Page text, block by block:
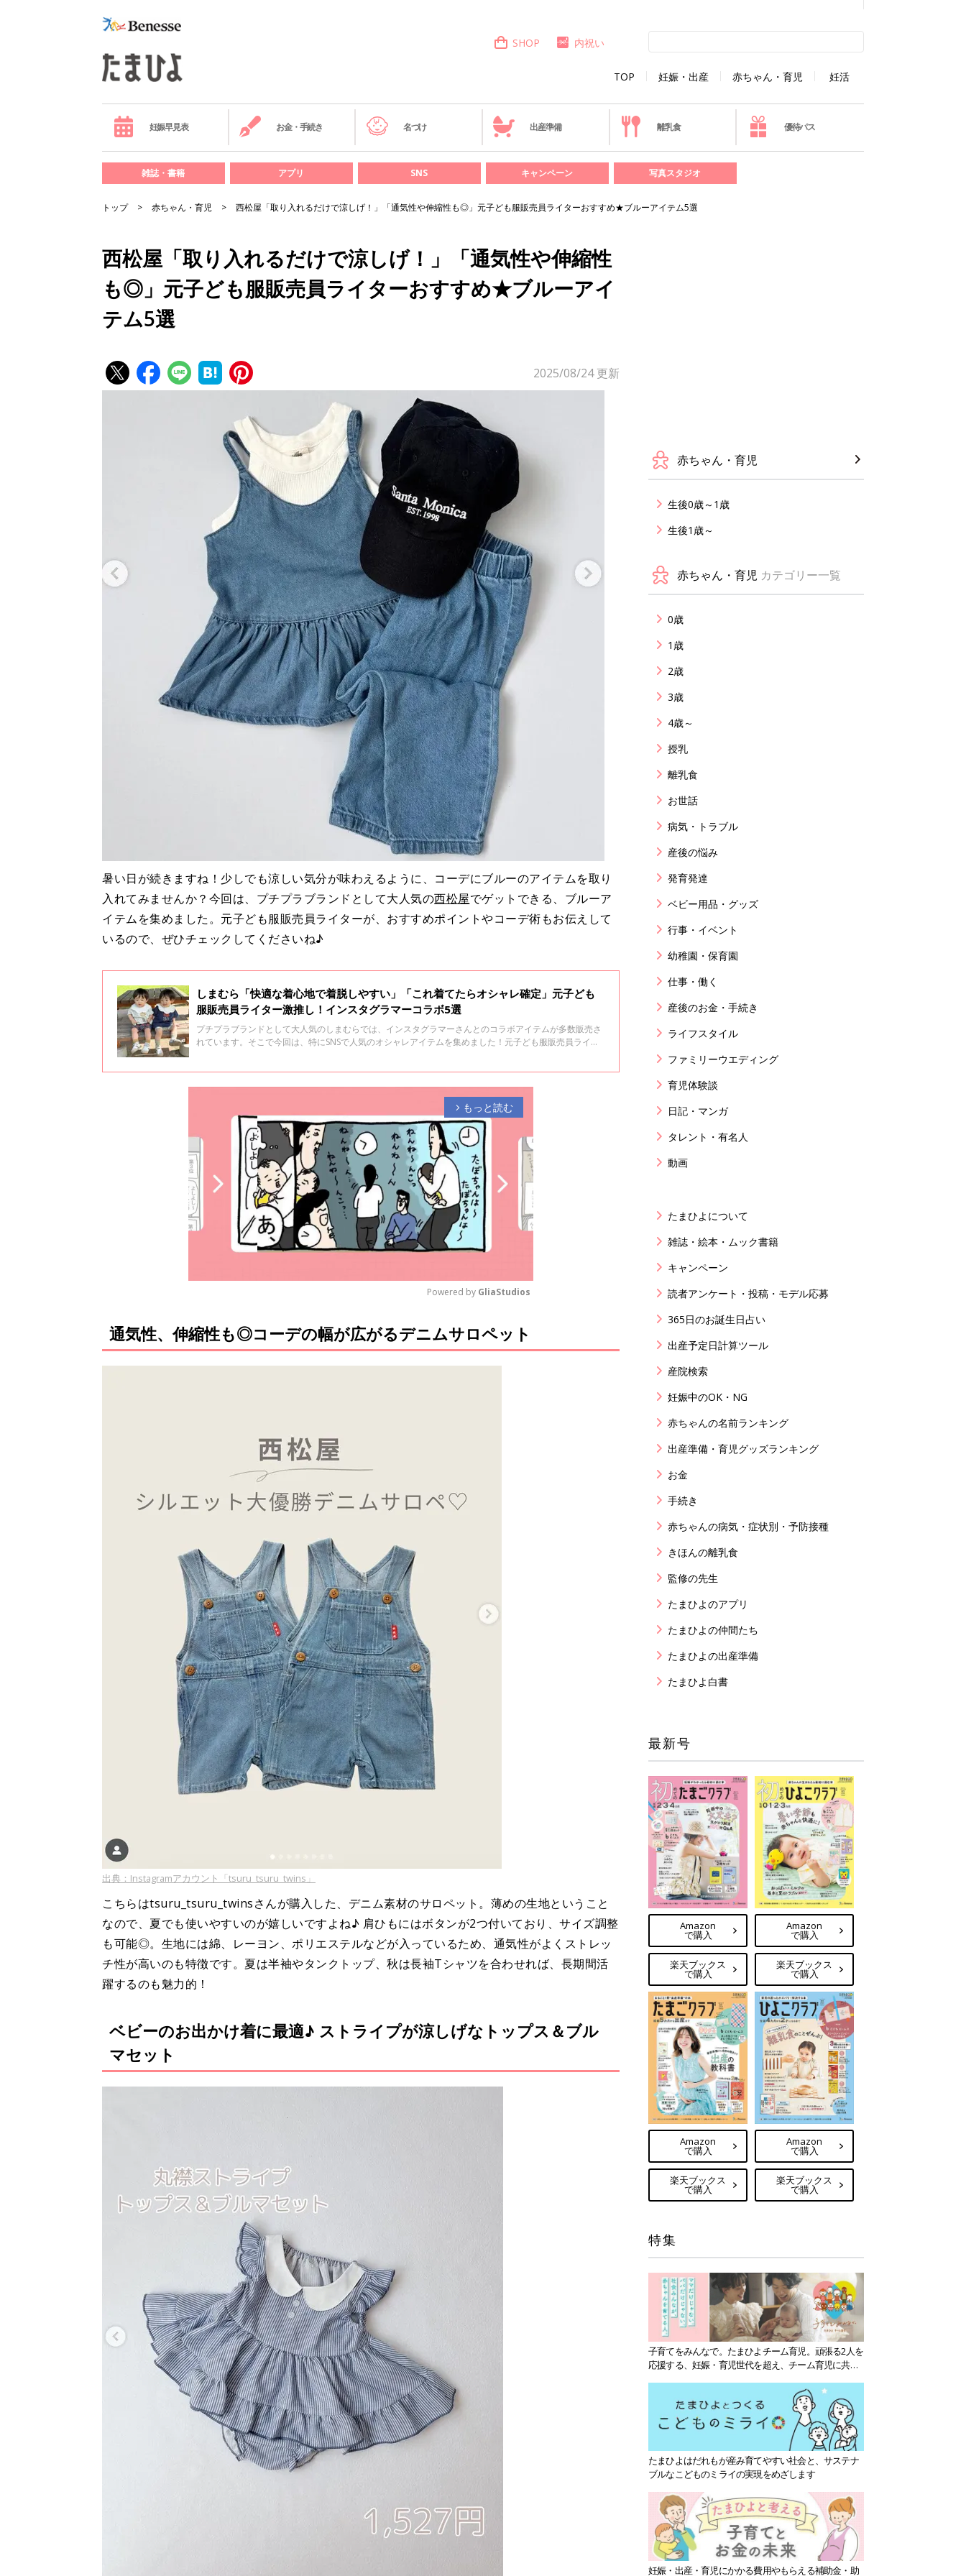
TOP 妊娠・出産 赤ちゃん・育児 妊活
SHOP 内祝い
妊娠早見表 お金・手続き 名づけ 出産準備 離乳食 優待パス
雑誌・書籍 アプリ SNS キャンペーン 写真スタジオ
トップ 赤ちゃん・育児 西松屋「取り入れるだけで涼しげ！」「通気性や伸縮性も◎」元子ども服販売員ライターおすすめ★ブルーアイテム5選
西松屋「取り入れるだけで涼しげ！」「通気性や伸縮性
も◎」元子ども服販売員ライターおすすめ★ブルーアイ
テム5選
2025/08/24更新
暑い日が続きますね！少しでも涼しい気分が味わえるように、コーデにブルーのアイテムを取り
入れてみませんか？今回は、プチプラブランドとして大人気の西松屋でゲットできる、ブルーア
イテムを集めました。元子ども服販売員ライターが、おすすめポイントやコーデ術もお伝えして
いるので、ぜひチェックしてくださいね♪
しまむら「快適な着心地で着脱しやすい」「これ着てたらオシャレ確定」元子ども
服販売員ライター激推し！インスタグラマーコラボ5選
プチプラブランドとして大人気のしまむらでは、インスタグラマーさんとのコラボアイテムが多数販売さ
れています。そこで今回は、特にSNSで人気のオシャレアイテムを集めました！元子ども服販売員ライタ
arrow_forward_ios もっと読む
M
u
Powered by GliaStudios
通気性、伸縮性も◎コーデの幅が広がるデニムサロペット
出典：Instagramアカウント「tsuru_tsuru_twins」
こちらはtsuru_tsuru_twinsさんが購入した、デニム素材のサロペット。薄めの生地ということ
なので、夏でも使いやすいのが嬉しいですよね♪ 肩ひもにはボタンが2つ付いており、サイズ調整
も可能◎。生地には綿、レーヨン、ポリエステルなどが入っているため、通気性がよくストレッ
チ性が高いのも特徴です。夏は半袖やタンクトップ、秋は長袖Tシャツを合わせれば、長期間活
躍するのも魅力的！
ベビーのお出かけ着に最適♪ ストライプが涼しげなトップス＆ブル
マセット
赤ちゃん・育児
生後0歳～1歳
生後1歳～
赤ちゃん・育児 カテゴリー一覧
0歳
1歳
2歳
3歳
4歳～
授乳
離乳食
お世話
病気・トラブル
産後の悩み
発育発達
ベビー用品・グッズ
行事・イベント
幼稚園・保育園
仕事・働く
産後のお金・手続き
ライフスタイル
ファミリーウエディング
育児体験談
日記・マンガ
タレント・有名人
動画
たまひよについて
雑誌・絵本・ムック書籍
キャンペーン
読者アンケート・投稿・モデル応募
365日のお誕生日占い
出産予定日計算ツール
産院検索
妊娠中のOK・NG
赤ちゃんの名前ランキング
出産準備・育児グッズランキング
お金
手続き
赤ちゃんの病気・症状別・予防接種
きほんの離乳食
監修の先生
たまひよのアプリ
たまひよの仲間たち
たまひよの出産準備
たまひよ白書
最新号
Amazon
で購入
楽天ブックス
で購入
Amazon
で購入
楽天ブックス
で購入
Amazon
で購入
楽天ブックス
で購入
Amazon
で購入
楽天ブックス
で購入
特集
子育てをみんなで。たまひよチーム育児。頑張る2人を
応援する、妊娠・育児世代を超え、チーム育児に共感
たまひよはだれもが産み育てやすい社会と、サステナ
ブルなこどものミライの実現をめざします
妊娠・出産・育児にかかる費用やもらえる補助金・助